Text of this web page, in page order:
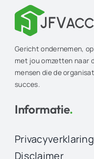
Gericht ondernemen,
met jou omzetten naar
mensen die de
succes.
Informatie.
Privacyverklaring
Disclaimer